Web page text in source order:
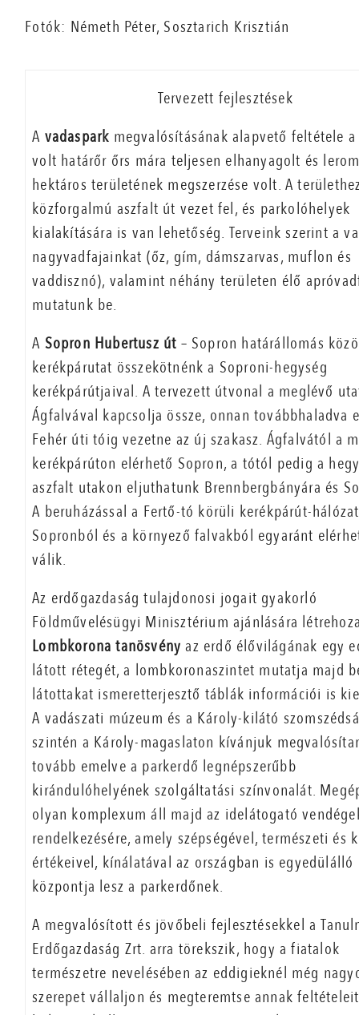
Fotók: Németh Péter, Sosztarich Krisztián
Tervezett fejlesztések
A vadaspark megvalósításának alapvető feltétele
volt határőr őrs mára teljesen elhanyagolt és
hektáros területének megszerzése volt. A
közforgalmú aszfalt út vezet fel, és parkolóhelyek
kialakítására is van lehetőség. Terveink szerint a
nagyvadfajainkat (őz, gím, dámszarvas, muflon és
vaddisznó), valamint néhány területen élő
mutatunk be.
A Sopron Hubertusz út – Sopron határállomás
kerékpárutat összekötnénk a Soproni-hegység
kerékpárútjaival. A tervezett útvonal a meglévő
Ágfalvával kapcsolja össze, onnan továbbhaladva
Fehér úti tóig vezetne az új szakasz. Ágfalvától a
kerékpárúton elérhető Sopron, a tótól pedig a
aszfalt utakon eljuthatunk Brennbergbányára és
A beruházással a Fertő-tó körüli kerékpárút-hálózat
Sopronból és a környező falvakból egyaránt
válik.
Az erdőgazdaság tulajdonosi jogait gyakorló
Földművelésügyi Minisztérium ajánlására
Lombkorona tanösvény az erdő élővilágának egy
látott rétegét, a lombkoronaszintet mutatja majd
látottakat ismeretterjesztő táblák információi is
A vadászati múzeum és a Károly-kilátó
szintén a Károly-magaslaton kívánjuk
tovább emelve a parkerdő legnépszerűbb
kirándulóhelyének szolgáltatási színvonalát.
olyan komplexum áll majd az idelátogató
rendelkezésére, amely szépségével, természeti és
értékeivel, kínálatával az országban is egyedülálló
központja lesz a parkerdőnek.
A megvalósított és jövőbeli fejlesztésekkel a
Erdőgazdaság Zrt. arra törekszik, hogy a fiatalok
természetre nevelésében az eddigieknél még
szerepet vállaljon és megteremtse annak